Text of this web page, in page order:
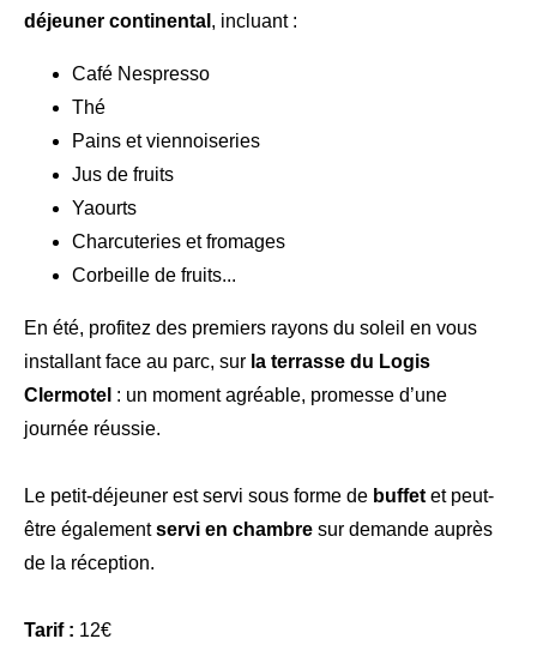
déjeuner continental , incluant :
Café Nespresso
Thé
Pains et viennoiseries
Jus de fruits
Yaourts
Charcuteries et fromages
Corbeille de fruits...
En été, profitez des premiers rayons du soleil en vous
installant face au parc, sur la terrasse du Logis
Clermotel : un moment agréable, promesse d’une
journée réussie.
Le petit-déjeuner est servi sous forme de buffet et peut-
être égalementservi en chambre sur demande auprès
de la réception.
Tarif : 12€